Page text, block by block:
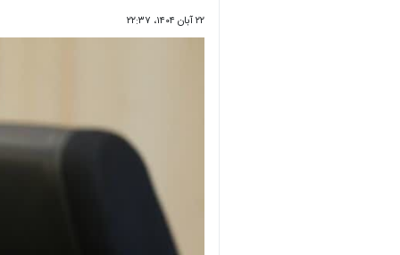
۲۲ آبان ۱۴۰۴، ۲۲:۳۷